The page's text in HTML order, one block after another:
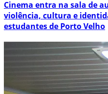
Cinema entra na sala de
violência, cultura e
estudantes de Porto Velho